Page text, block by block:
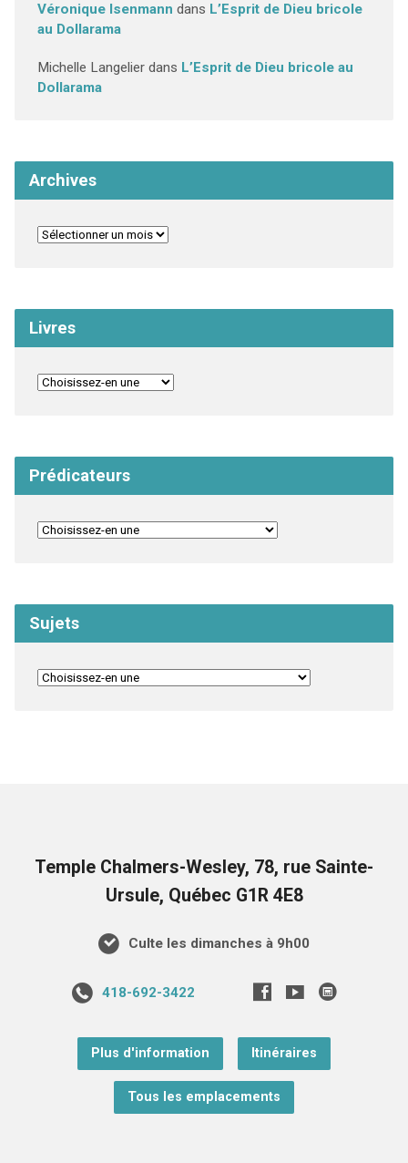
Véronique Isenmann dans L’Esprit de Dieu bricole
au Dollarama
Michelle Langelierdans L’Esprit de Dieu bricole au
Dollarama
Archives
Livres
Prédicateurs
Sujets
Temple Chalmers-Wesley, 78, rue Sainte-
Ursule, Québec G1R 4E8
Culte les dimanches à 9h00
418-692-3422
Plus d'information Itinéraires
Tous les emplacements